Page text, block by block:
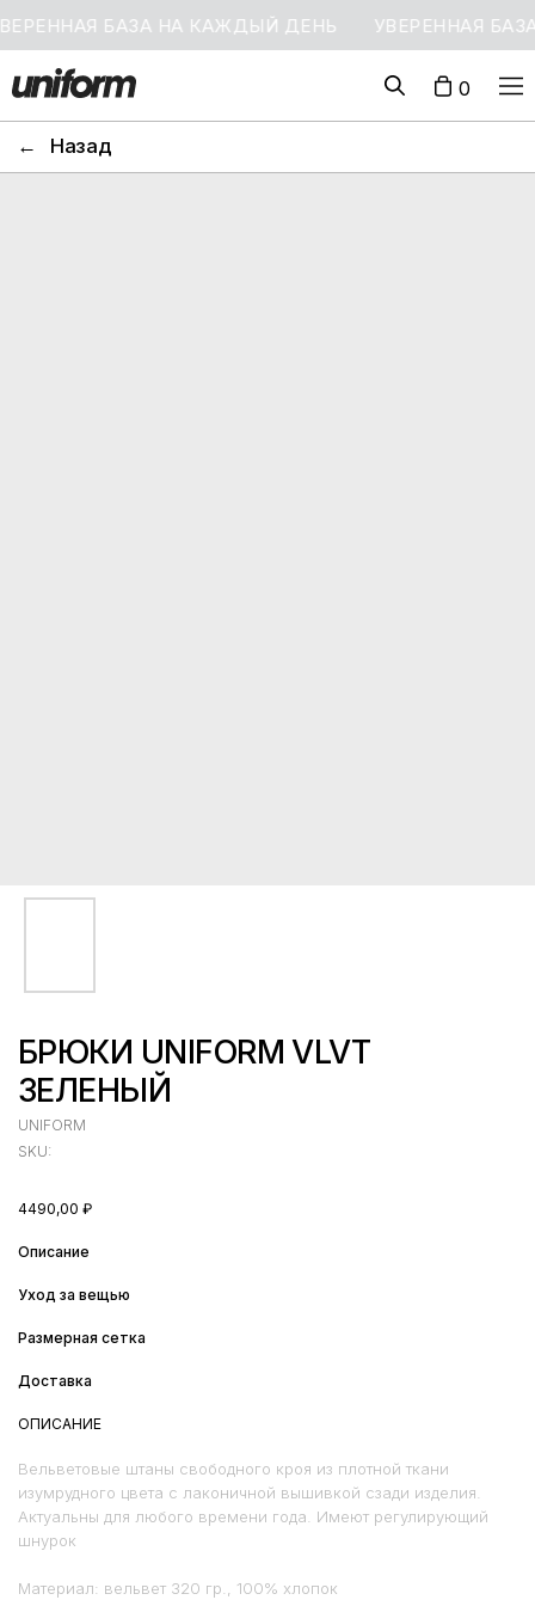
БАЗА НА КАЖДЫЙ ДЕНЬ УВЕРЕННАЯ БАЗА
0
Назад
←
БРЮКИ UNIFORM VLVT
ЗЕЛЕНЫЙ
UNIFORM
SKU:
4490,00 ₽
Описание
Уход за вещью
Размерная сетка
Доставка
ОПИСАНИЕ
Вельветовые штаны свободного кроя из плотной ткани
изумрудного цвета с лаконичной вышивкой сзади изделия.
Актуальны для любого времени года. Имеют регулирующий
шнурок
Материал: вельвет 320 гр., 100% хлопок